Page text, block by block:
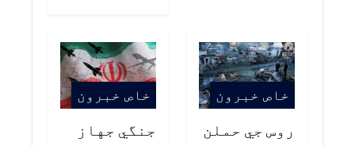
خاص خبرون
روس جي حملن
خاص خبرون
جنگي جهاز